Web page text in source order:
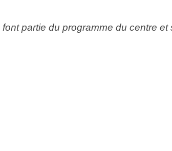
partie du programme du centre